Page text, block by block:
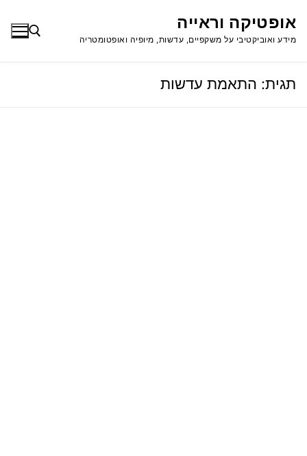
לתוכןאופטיקה וראייה
מידע ואוביקטיבי על משקפיים, עדשות, מיופיה ואופטומטריה
תגית: התאמת עדשות